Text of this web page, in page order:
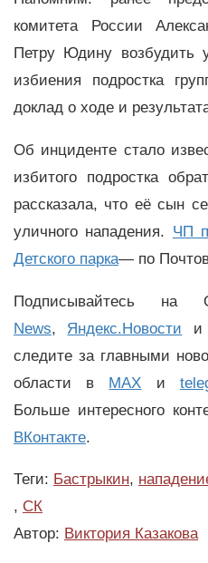
комитета России
Петру Юдину возбудить
избиения подростка
доклад о ходе и
Об инциденте стало
избитого подростка
рассказала, что её сын
уличного нападения. ЧП
Детского парка— по
Подписывайтесь
News, Яндекс.Новости и
следите за главными
области в MAX и
Больше интересного
ВКонтакте.
Теги: Бастрыкин,
, СК
Автор: Виктория Казакова